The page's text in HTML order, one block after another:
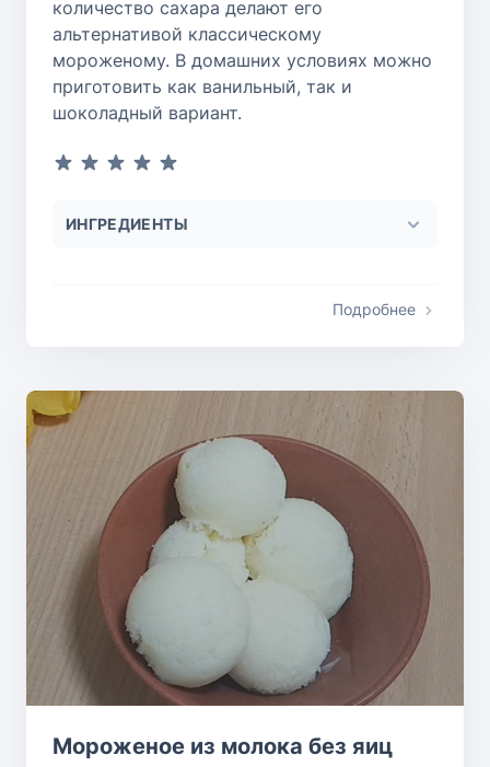
количество сахара делают его
альтернативой классическому
мороженому. В домашних условиях можно
приготовить как ванильный, так и
шоколадный вариант.
ИНГРЕДИЕНТЫ
Подробнее
Мороженое из молока без яиц